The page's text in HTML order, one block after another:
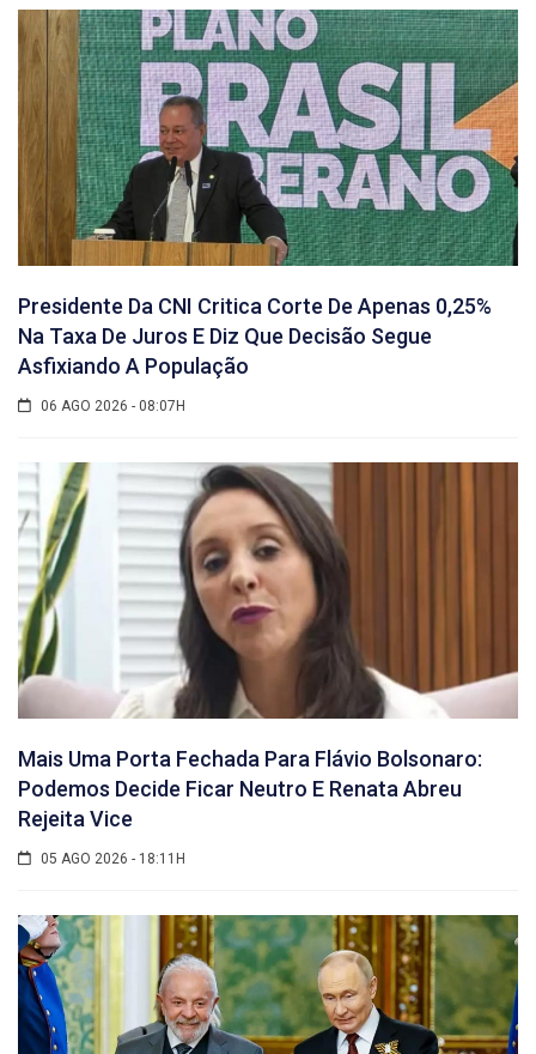
Presidente Da CNI Critica Corte De Apenas 0,25%
Na Taxa De Juros E Diz Que Decisão Segue
Asfixiando A População
06 AGO 2026 - 08:07H
Mais Uma Porta Fechada Para Flávio Bolsonaro:
Podemos Decide Ficar Neutro E Renata Abreu
Rejeita Vice
05 AGO 2026 - 18:11H